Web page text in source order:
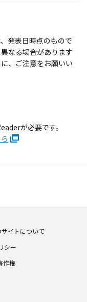
発表日時点のもので
なる場合があります
、ご注意をお願いい
が必要です。
サイトについて
シー
作権